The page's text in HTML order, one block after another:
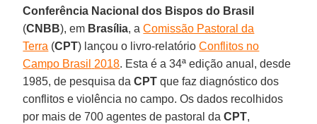
Conferência Nacional dos Bispos do Brasil
(CNBB), em Brasília, aComissão Pastoral da
Terra (CPT) lançou o livro-relatórioConflitos no
Campo Brasil 2018. Esta é a 34ª edição anual, desde
1985, de pesquisa daCPT que faz diagnóstico dos
conflitos e violência no campo. Os dados recolhidos
por mais de 700 agentes de pastoral daCPT,